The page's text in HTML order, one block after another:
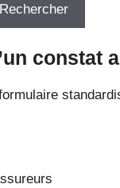
Rechercher
constat